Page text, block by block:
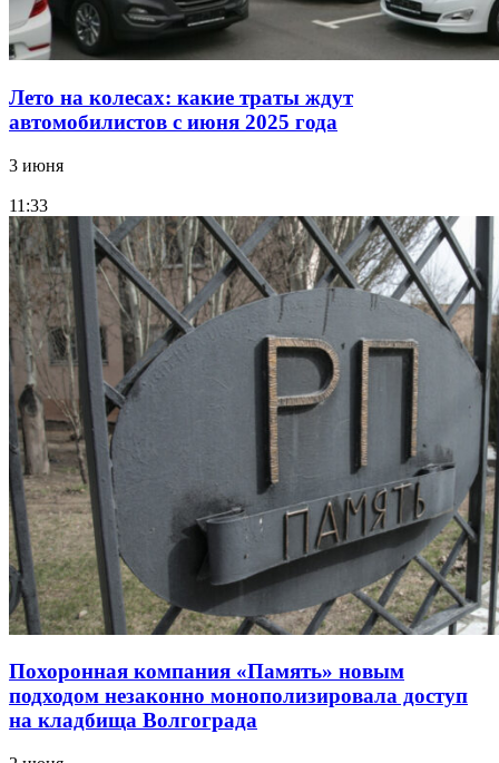
Лето на колесах: какие траты ждут
автомобилистов с июня 2025 года
3 июня
11:33
Похоронная компания «Память» новым
подходом незаконно монополизировала доступ
на кладбища Волгограда